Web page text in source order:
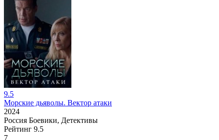
9.5
Морские дьяволы. Вектор атаки
2024
Россия Боевики, Детективы
Рейтинг 9.5
7